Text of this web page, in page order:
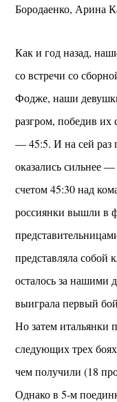
Бородаенко, Арина
Как и год назад,
со встречи со
Фодже, наши
разгром, победив их
— 45:5. И на сей раз
оказались сильнее
счетом 45:30 над
россиянки вышли в
представляла собой
осталось за нашими
выиграла первый
Но затем итальянки
следующих трех
чем получили (18
Однако в 5-м